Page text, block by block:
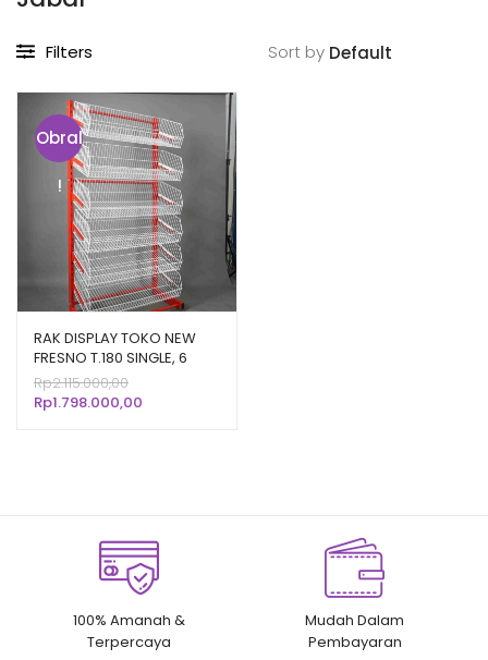
Filters Sort by
Obral
!
RAK DISPLAY TOKO NEW
FRESNO T.180 SINGLE, 6
SUSUN KERANJANG
Rp2.115.000,00
aslinya
Rp1.798.000,00
100% Amanah &
Terpercaya
Mudah Dalam
Pembayaran